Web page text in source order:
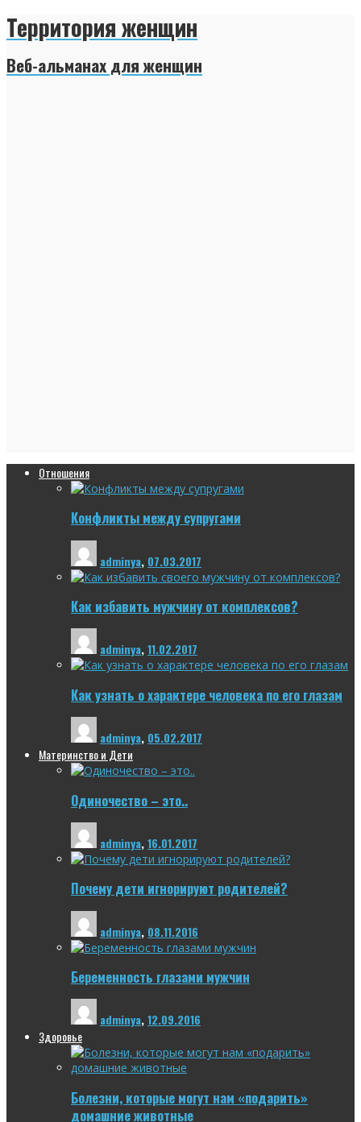
Территория женщин
Веб-альманах для женщин
Отношения
Конфликты между супругами
adminya, 07.03.2017
Как избавить мужчину от комплексов?
adminya,11.02.2017
Как узнать о характере человека по его глазам
adminya, 05.02.2017
Материнство и Дети
Одиночество – это..
adminya,16.01.2017
Почему дети игнорируют родителей?
adminya, 08.11.2016
Беременность глазами мужчин
adminya,12.09.2016
Здоровье
Болезни, которые могут нам «подарить»
домашние животные